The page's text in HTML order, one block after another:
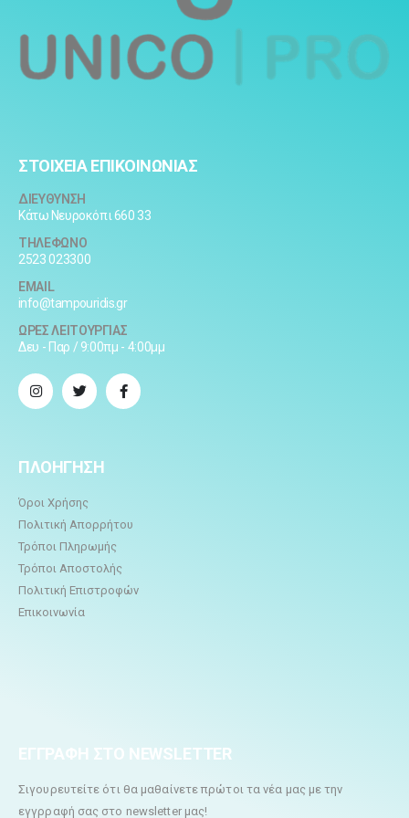
ΣΤΟΙΧΕΙΑ ΕΠΙΚΟΙΝΩΝΙΑΣ
ΔΙΕΥΘΥΝΣΗ
Κάτω Νευροκόπι 660 33
ΤΗΛΕΦΩΝΟ
2523 023300
EMAIL
info@tampouridis.gr
ΩΡΕΣ ΛΕΙΤΟΥΡΓΙΑΣ
Δευ - Παρ / 9:00πμ - 4:00μμ
ΠΛΟΗΓΗΣΗ
Όροι Χρήσης
Πολιτική Απορρήτου
Τρόποι Πληρωμής
Τρόποι Αποστολής
Πολιτική Επιστροφών
Επικοινωνία
ΕΓΓΡΑΦΗ ΣΤΟ NEWSLETTER
Σιγουρευτείτε ότι θα μαθαίνετε πρώτοι τα νέα μας με την
εγγρραφή σας στο newsletter μας!